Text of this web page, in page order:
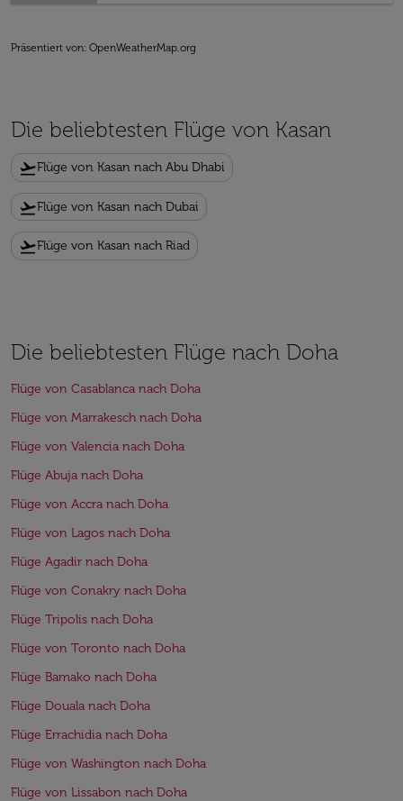
Präsentiert von: OpenWeatherMap.org
Die beliebtesten Flüge von Kasan
flight_takeoffFlüge von Kasan nach Abu Dhabi
flight_takeoffFlüge von Kasan nach Dubai
flight_takeoffFlüge von Kasan nach Riad
Die beliebtesten Flüge nach Doha
Flüge von Casablanca nach Doha
Flüge von Marrakesch nach Doha
Flüge von Valencia nach Doha
Flüge Abuja nach Doha
Flüge von Accra nach Doha
Flüge von Lagos nach Doha
Flüge Agadir nach Doha
Flüge von Conakry nach Doha
Flüge Tripolis nach Doha
Flüge von Toronto nach Doha
Flüge Bamako nach Doha
Flüge Douala nach Doha
Flüge Errachidia nach Doha
Flüge von Washington nach Doha
Flüge von Lissabon nach Doha